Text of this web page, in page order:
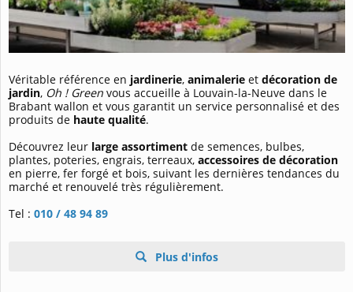
Véritable référence en jardinerie, animalerie et décoration de
jardin, Oh ! Green vous accueille à Louvain-la-Neuve dans le
Brabant wallon et vous garantit un service personnalisé et des
produits de haute qualité.
Découvrez leur large assortiment de semences, bulbes,
plantes, poteries, engrais, terreaux, accessoires de décoration
en pierre, fer forgé et bois, suivant les dernières tendances du
marché et renouvelé très régulièrement.
Tel : 010 / 48 94 89
Plus d'infos